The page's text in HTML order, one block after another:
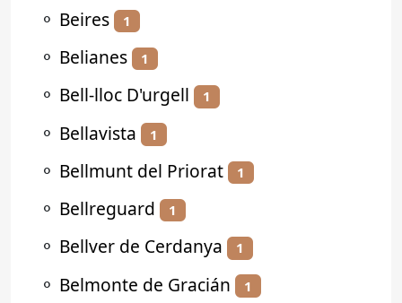
⚬ Beires 1
⚬ Belianes 1
⚬ Bell-lloc D'urgell 1
⚬ Bellavista 1
⚬ Bellmunt del Priorat 1
⚬ Bellreguard 1
⚬ Bellver de Cerdanya 1
⚬ Belmonte de Gracián 1